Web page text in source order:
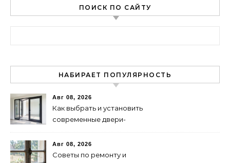
ПОИСК ПО САЙТУ
НАБИРАЕТ ПОПУЛЯРНОСТЬ
Авг 08, 2026
Как выбрать и установить
современные двери-
рекомендации
Авг 08, 2026
Советы по ремонту и